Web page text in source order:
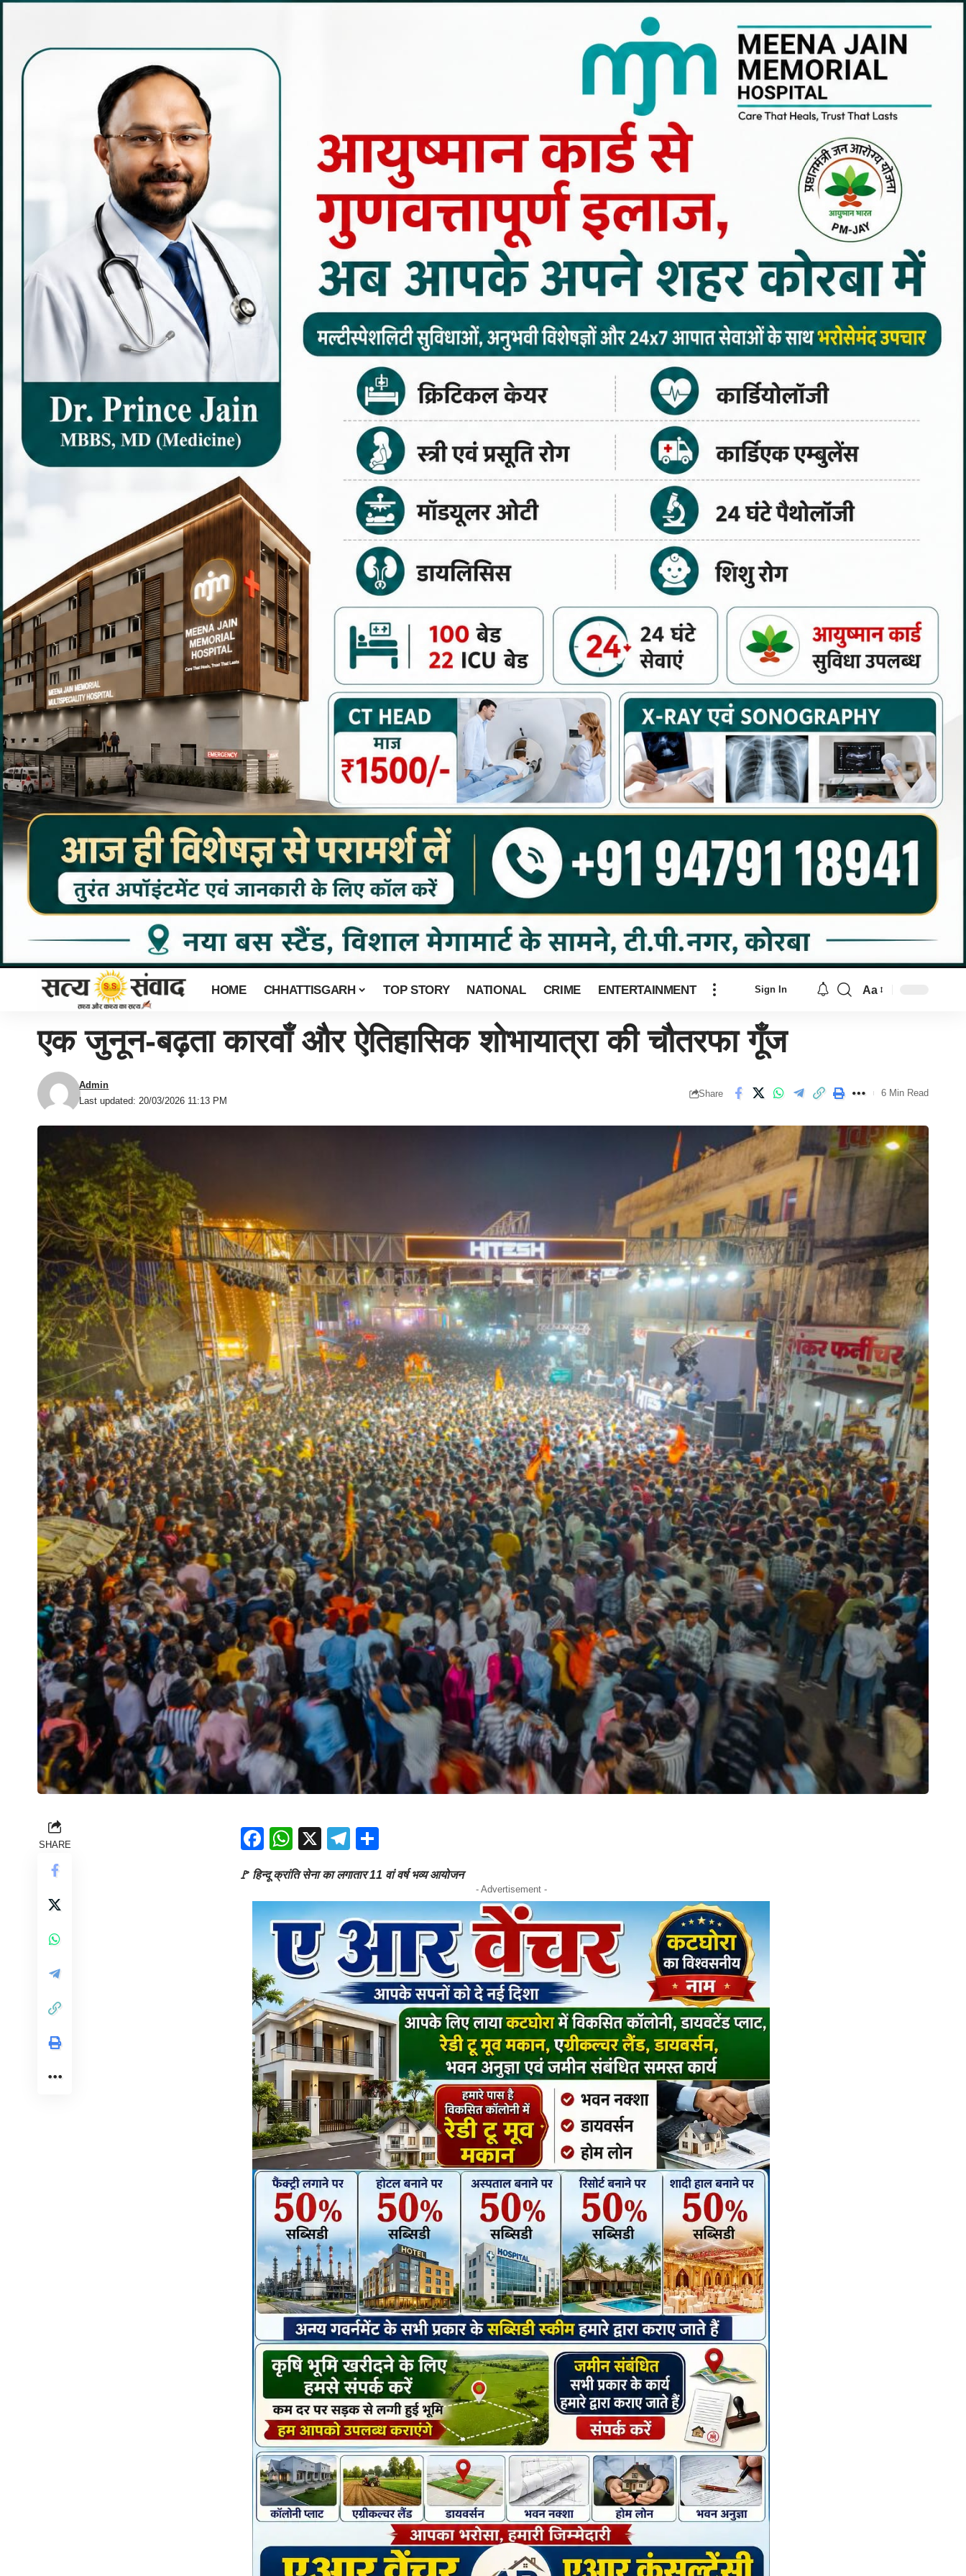
HOME CHHATTISGARH TOP STORY NATIONAL CRIME ENTERTAINMENT Sign In Aa
एक जुनून-बढ़ता कारवाँ और ऐतिहासिक शोभायात्रा की चौतरफा गूँज
Last updated: 20/03/2026 11:13 PM
Admin
Share 6 Min Read
SHARE Facebook
WhatsApp
X Telegram
🚩 हिन्दू क्रांति सेना का लगातार 11 वां वर्ष भव्य आयोजन
- Advertisement -